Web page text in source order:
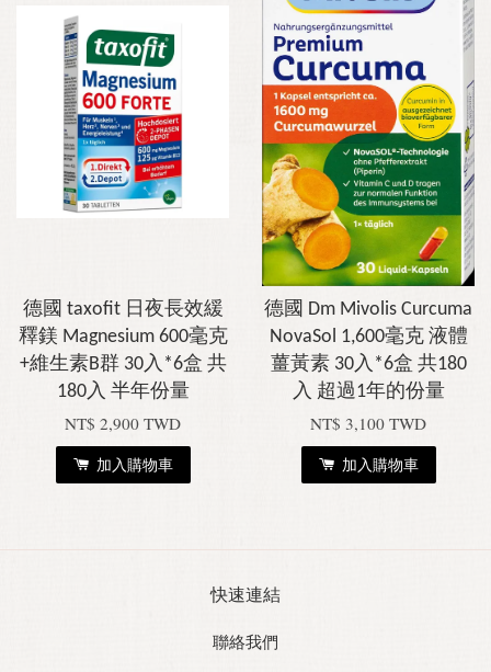
德國 taxofit 日夜長效緩
釋鎂 Magnesium 600毫克
+維生素B群 30入*6盒 共
180入 半年份量
NT$ 2,900 TWD
加入購物車
德國 Dm Mivolis Curcuma
NovaSol 1,600毫克 液體
薑黃素 30入*6盒 共180
入 超過1年的份量
NT$ 3,100 TWD
加入購物車
快速連結
聯絡我們